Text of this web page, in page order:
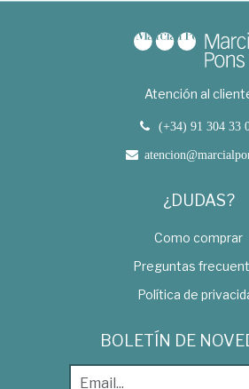
Atención al
(+34) 91 304 33
¿DUDAS?
Como comprar
Preguntas
Política de
BOLETÍN DE